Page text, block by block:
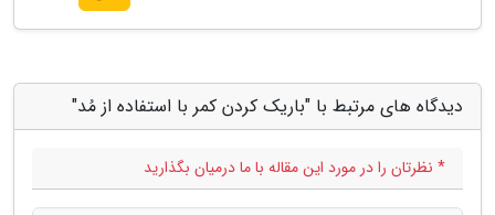
دیدگاه های مرتبط با "باریک کردن کمر با استفاده از مُد"
* نظرتان را در مورد این مقاله با ما درمیان بگذارید